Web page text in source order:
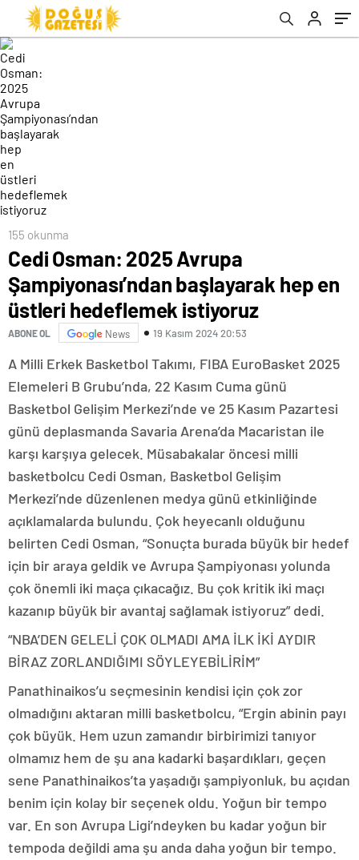
istiyoruz
155 okunma
Cedi Osman: 2025 Avrupa
Şampiyonası’ndan başlayarak hep en
üstleri hedeflemek istiyoruz
ABONE OL News 19 Kasım 2024 20:53
A Milli Erkek Basketbol Takımı, FIBA EuroBasket 2025
Elemeleri B Grubu’nda, 22 Kasım Cuma günü
Basketbol Gelişim Merkezi’nde ve 25 Kasım Pazartesi
günü deplasmanda Savaria Arena’da Macaristan ile
karşı karşıya gelecek. Müsabakalar öncesi milli
basketbolcu Cedi Osman, Basketbol Gelişim
Merkezi’nde düzenlenen medya günü etkinliğinde
açıklamalarda bulundu. Çok heyecanlı olduğunu
belirten Cedi Osman, “Sonuçta burada büyük bir hedef
için bir araya geldik ve Avrupa Şampiyonası yolunda
çok önemli iki maça çıkacağız. Bu çok kritik iki maçı
kazanıp büyük bir avantaj sağlamak istiyoruz” dedi.
“NBA’DEN GELELİ ÇOK OLMADI AMA İLK İKİ AYDIR
BİRAZ ZORLANDIĞIMI SÖYLEYEBİLİRİM”
Panathinaikos’u seçmesinin kendisi için çok zor
olmadığını aktaran milli basketbolcu, “Ergin abinin payı
çok büyük. Hem uzun zamandır birbirimizi tanıyor
olmamız hem de şu ana kadarki başardıkları, geçen
sene Panathinaikos’ta yaşadığı şampiyonluk, bu açıdan
benim için kolay bir seçenek oldu. Yoğun bir tempo
var. En son Avrupa Ligi’ndeyken bu kadar yoğun bir
tempoda değildi ama şu anda daha yoğun bir tempo.